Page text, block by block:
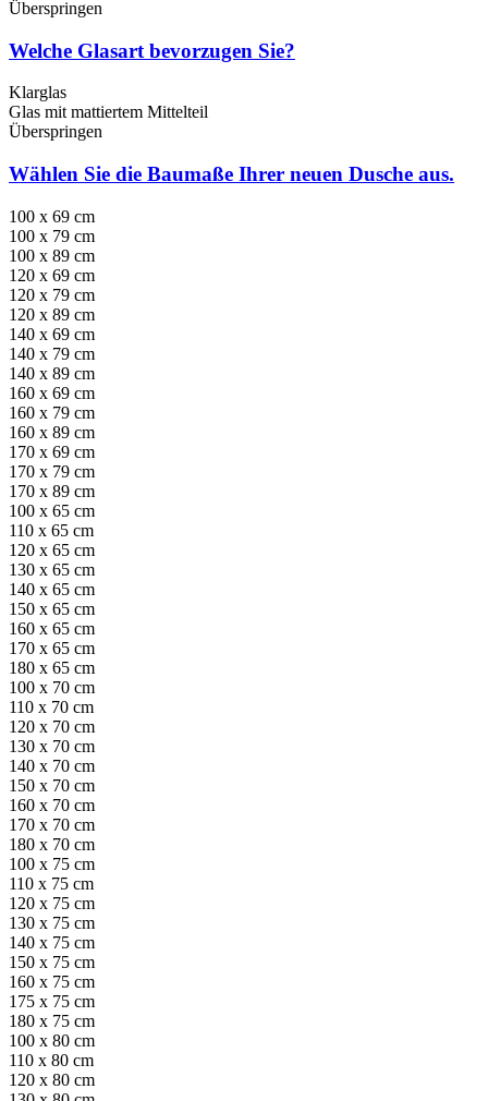
Überspringen
Welche Glasart bevorzugen Sie?
Klarglas
Glas mit mattiertem Mittelteil
Überspringen
Wählen Sie die Baumaße Ihrer neuen Dusche aus.
100 x 69 cm
100 x 79 cm
100 x 89 cm
120 x 69 cm
120 x 79 cm
120 x 89 cm
140 x 69 cm
140 x 79 cm
140 x 89 cm
160 x 69 cm
160 x 79 cm
160 x 89 cm
170 x 69 cm
170 x 79 cm
170 x 89 cm
100 x 65 cm
110 x 65 cm
120 x 65 cm
130 x 65 cm
140 x 65 cm
150 x 65 cm
160 x 65 cm
170 x 65 cm
180 x 65 cm
100 x 70 cm
110 x 70 cm
120 x 70 cm
130 x 70 cm
140 x 70 cm
150 x 70 cm
160 x 70 cm
170 x 70 cm
180 x 70 cm
100 x 75 cm
110 x 75 cm
120 x 75 cm
130 x 75 cm
140 x 75 cm
150 x 75 cm
160 x 75 cm
175 x 75 cm
180 x 75 cm
100 x 80 cm
110 x 80 cm
120 x 80 cm